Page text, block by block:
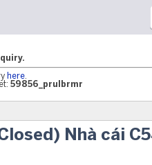
here
59856_prulbrmr
Nhà cái